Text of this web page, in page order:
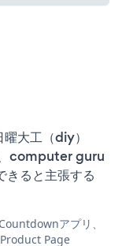
大工（diy）
computer guru
ると主張する
アプリ、
Page